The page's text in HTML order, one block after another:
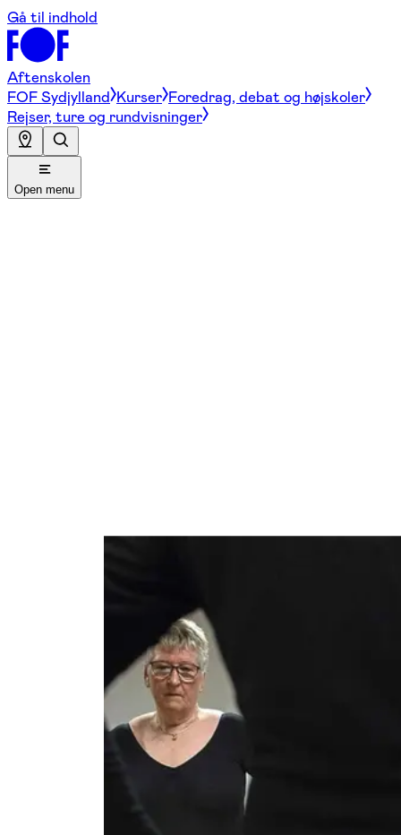
Gå til indhold
Aftenskolen
FOF Sydjylland Kurser Foredrag, debat og højskoler
Rejser, ture og rundvisninger
Open menu